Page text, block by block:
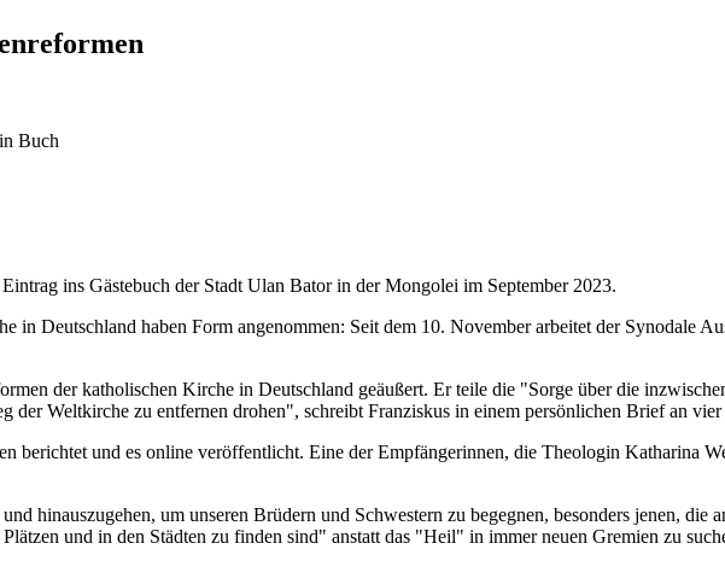
ins Gästebuch der Stadt Ulan Bator in der Mongolei im September 2023.
in Deutschland haben Form angenommen: Seit dem 10. November arbeitet der Synodale
der katholischen Kirche in Deutschland geäußert. Er teile die "Sorge über die
der Weltkirche zu entfernen drohen", schreibt Franziskus in einem persönlichen Brief an
berichtet und es online veröffentlicht. Eine der Empfängerinnen, die Theologin Katharina
hinauszugehen, um unseren Brüdern und Schwestern zu begegnen, besonders jenen, die
und in den Städten zu finden sind" anstatt das "Heil" in immer neuen Gremien zu